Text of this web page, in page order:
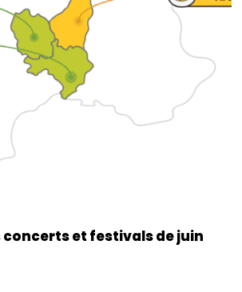
concerts et festivals de juin